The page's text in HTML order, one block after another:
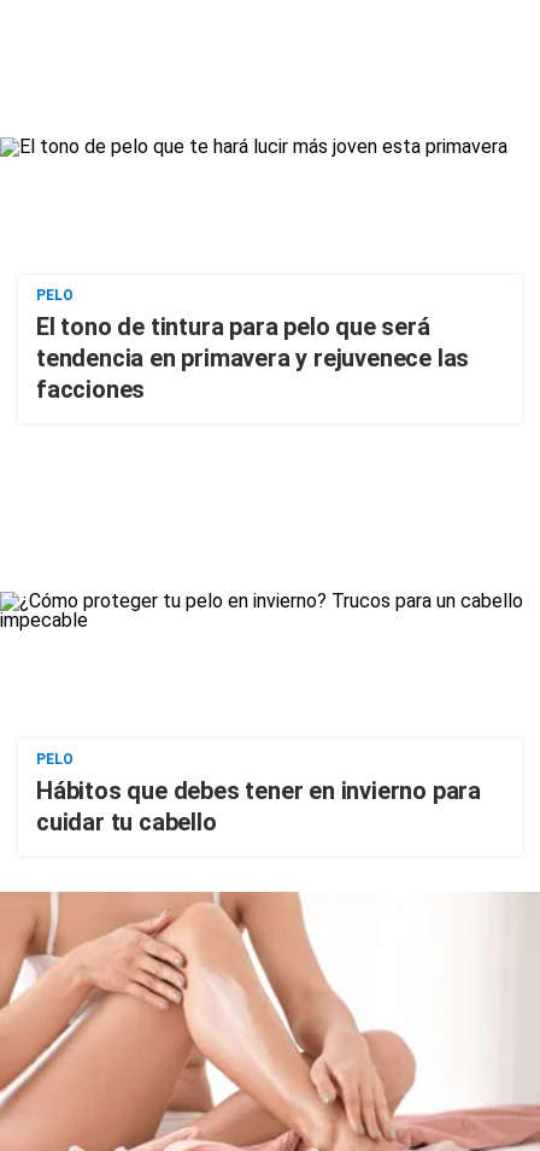
PELO
El tono de tintura para pelo que será
tendencia en primavera y rejuvenece las
facciones
PELO
Hábitos que debes tener en invierno para
cuidar tu cabello